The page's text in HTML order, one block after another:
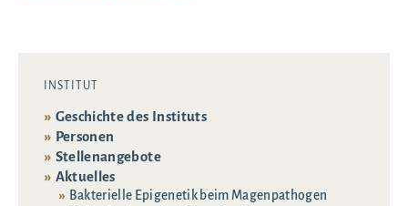
INSTITUT
Geschichte des Instituts
Personen
Stellenangebote
Aktuelles
Bakterielle Epigenetik beim Magenpathogen